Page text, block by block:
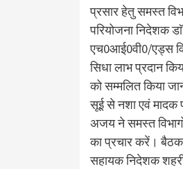
प्रसार हेतु समस्त
परियोजना निदेशक
एच0आई0वी0/एड्स
सिधा लाभ प्रदान
को सम्मलित किया
सूई से नशा एवं मादक
अजय ने समस्त
का प्रचार करें। बैठक
सहायक निदेशक शहरी